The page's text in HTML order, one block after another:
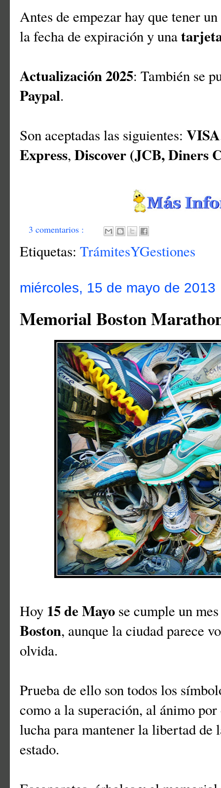
Antes de empezar hay que tener un
la fecha de expiración y una
Actualización 2025: También se
Paypal.
Son aceptadas las siguientes: VISA
Express, Discover (JCB, Diners
3 comentarios :
Etiquetas: TrámitesYGestiones
miércoles, 15 de mayo de 2013
Memorial Boston
Hoy 15 de Mayo se cumple un
Boston, aunque la ciudad parece
olvida.
Prueba de ello son todos los
como a la superación, al ánimo
lucha para mantener la libertad de
estado.